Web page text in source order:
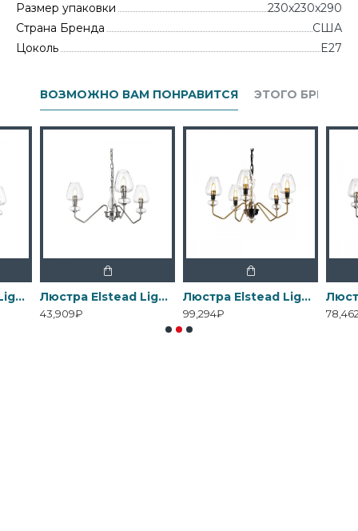
Размер упаковки
230x230x290
Страна Бренда
CША
Цоколь
E27
ВОЗМОЖНО ВАМ ПОНРАВИТСЯ ЭТОГО БРЕНДА
Люстра Elstead Lighting , Арт. DL-ARMAND3-AB Люстра Elstead Lighting , Арт. DL-ARMAND3-PN
43,909₽
Люстра Elstead Lighting , Арт. DL-ARMAND5-AB
99,294₽